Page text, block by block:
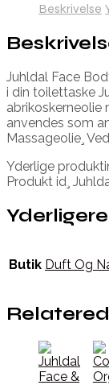
Beskrivelse
Juhldal Face
i din toilettaske
abrikoskerneolie
anvendes som
Massageolie¸
Yderlige
Produkt id¸
Butik Duft Og